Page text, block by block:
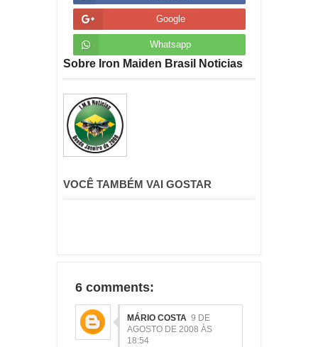
Google
Whatsapp
Sobre Iron Maiden Brasil Noticias
VOCÊ TAMBÉM VAI GOSTAR
6 comments:
MÁRIO COSTA 9 DE
AGOSTO DE 2008 ÀS
18:54